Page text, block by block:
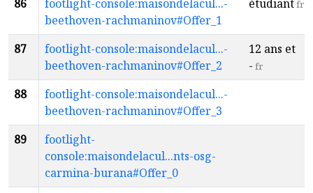
86
footlight-console:maisondelacul...-
beethoven-rachmaninov#Offer_1
étudiantfr
87
footlight-console:maisondelacul...-
beethoven-rachmaninov#Offer_2
12 ans et
- fr
88
footlight-console:maisondelacul...-
beethoven-rachmaninov#Offer_3
89
footlight-
console:maisondelacul...nts-osg-
carmina-burana#Offer_0